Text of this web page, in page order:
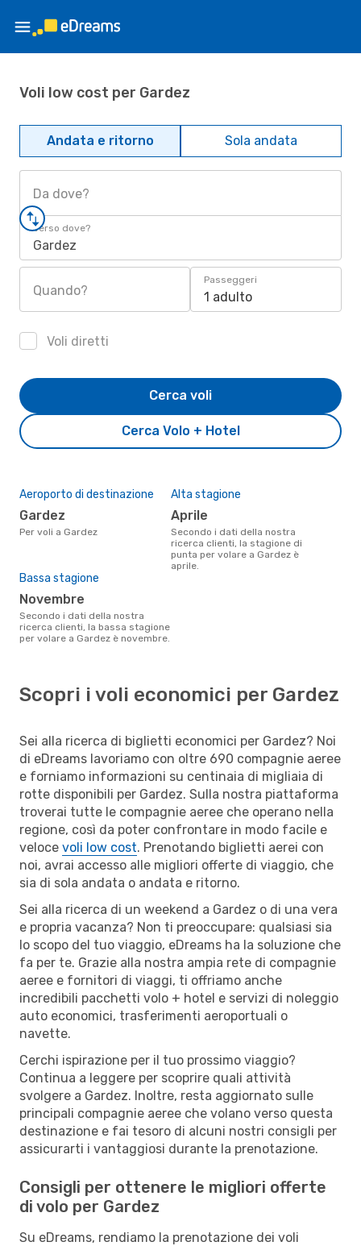
Voli low cost per Gardez
Andata e ritorno Sola andata
Da dove?
Verso dove?
Gardez
Quando?
Passeggeri
1 adulto
Voli diretti
Cerca Volo + Hotel
Cerca voli
Aeroporto di destinazione
Gardez
Per voli a Gardez
Alta stagione
aprile
Secondo i dati della nostra
ricerca clienti, la stagione di
punta per volare a Gardez è
aprile.
Bassa stagione
novembre
Secondo i dati della nostra
ricerca clienti, la bassa stagione
per volare a Gardez è novembre.
Scopri i voli economici per Gardez
Sei alla ricerca di biglietti economici per Gardez? Noi
di eDreams lavoriamo con oltre 690 compagnie aeree
e forniamo informazioni su centinaia di migliaia di
rotte disponibili per Gardez. Sulla nostra piattaforma
troverai tutte le compagnie aeree che operano nella
regione, così da poter confrontare in modo facile e
veloce voli low cost. Prenotando biglietti aerei con
noi, avrai accesso alle migliori offerte di viaggio, che
sia di sola andata o andata e ritorno.
Sei alla ricerca di un weekend a Gardez o di una vera
e propria vacanza? Non ti preoccupare: qualsiasi sia
lo scopo del tuo viaggio, eDreams ha la soluzione che
fa per te. Grazie alla nostra ampia rete di compagnie
aeree e fornitori di viaggi, ti offriamo anche
incredibili pacchetti volo + hotel e servizi di noleggio
auto economici, trasferimenti aeroportuali o
navette.
Cerchi ispirazione per il tuo prossimo viaggio?
Continua a leggere per scoprire quali attività
svolgere a Gardez. Inoltre, resta aggiornato sulle
principali compagnie aeree che volano verso questa
destinazione e fai tesoro di alcuni nostri consigli per
assicurarti i vantaggiosi durante la prenotazione.
Consigli per ottenere le migliori offerte
di volo per Gardez
Su eDreams, rendiamo la prenotazione dei voli